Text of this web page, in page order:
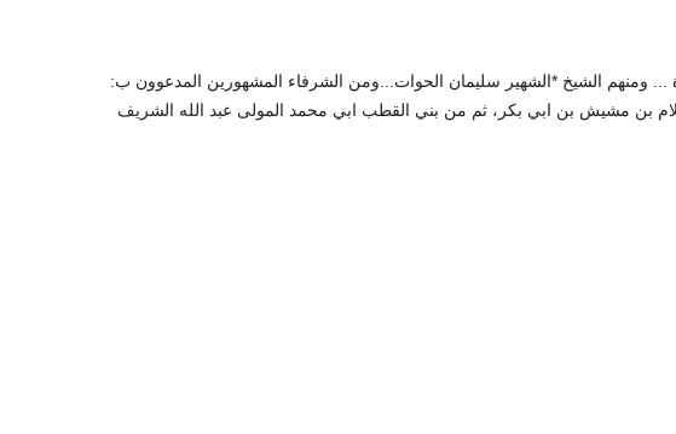
... ومنهم الشيخ *الشهير سليمان الحوات...ومن الشرفاء المشهورين المدعوون ب:
بن مشيش بن ابي بكر، ثم من بني القطب ابي محمد المولى عبد الله الشريف